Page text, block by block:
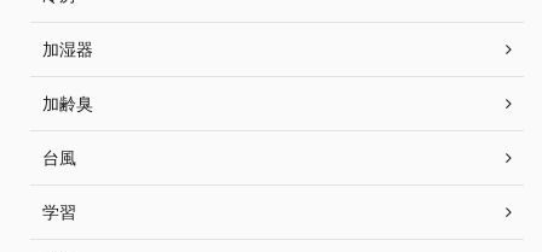
加湿器
加齢臭
台風
学習